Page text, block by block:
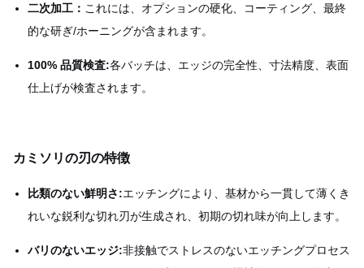
二次加工： これには、オプションの硬化、コーティング、最終
的な研ぎ/ホーニングが含まれます。
100% 品質検査:各バッチは、エッジの完全性、寸法精度、表面
仕上げが検査されます。
カミソリの刃の特徴
比類のない鮮明さ:エッチングにより、基材から一貫して薄くき
れいな鋭利な切れ刃が生成され、初期の切れ味が向上します。
バリのないエッジ:非接触でストレスのないエッチングプロセス